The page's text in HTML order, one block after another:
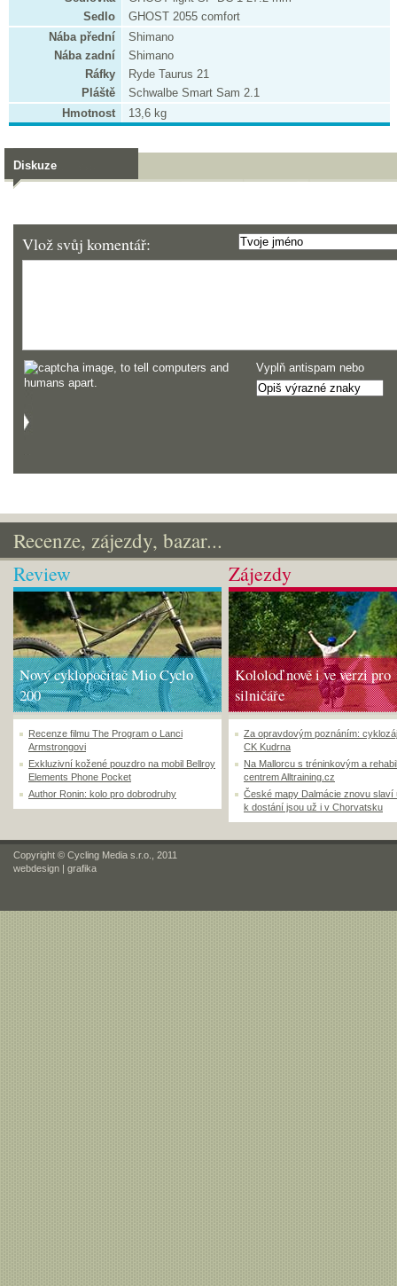
Sedlo
GHOST 2055 comfort
Nába přední
Shimano
Nába zadní
Shimano
Ráfky
Ryde Taurus 21
Pláště
Schwalbe Smart Sam 2.1
Hmotnost
13,6 kg
Diskuze
Vlož svůj komentář:
Vyplň antispam nebo
Recenze, zájezdy, bazar...
Review
Nový cyklopočítač Mio Cyclo
200
Recenze filmu The Program o Lanci
Armstrongovi
Exkluzivní kožené pouzdro na mobil Bellroy
Elements Phone Pocket
Author Ronin: kolo pro dobrodruhy
Zájezdy
Kololoď nově i ve verzi pro
silničáře
Za opravdovým poznáním:
CK Kudrna
Na Mallorcu s tréninkovým a
centrem Alltraining.cz
České mapy Dalmácie znovu slaví
k dostání jsou už i v Chorvatsku
Copyright © Cycling Media s.r.o., 2011
webdesign | grafika